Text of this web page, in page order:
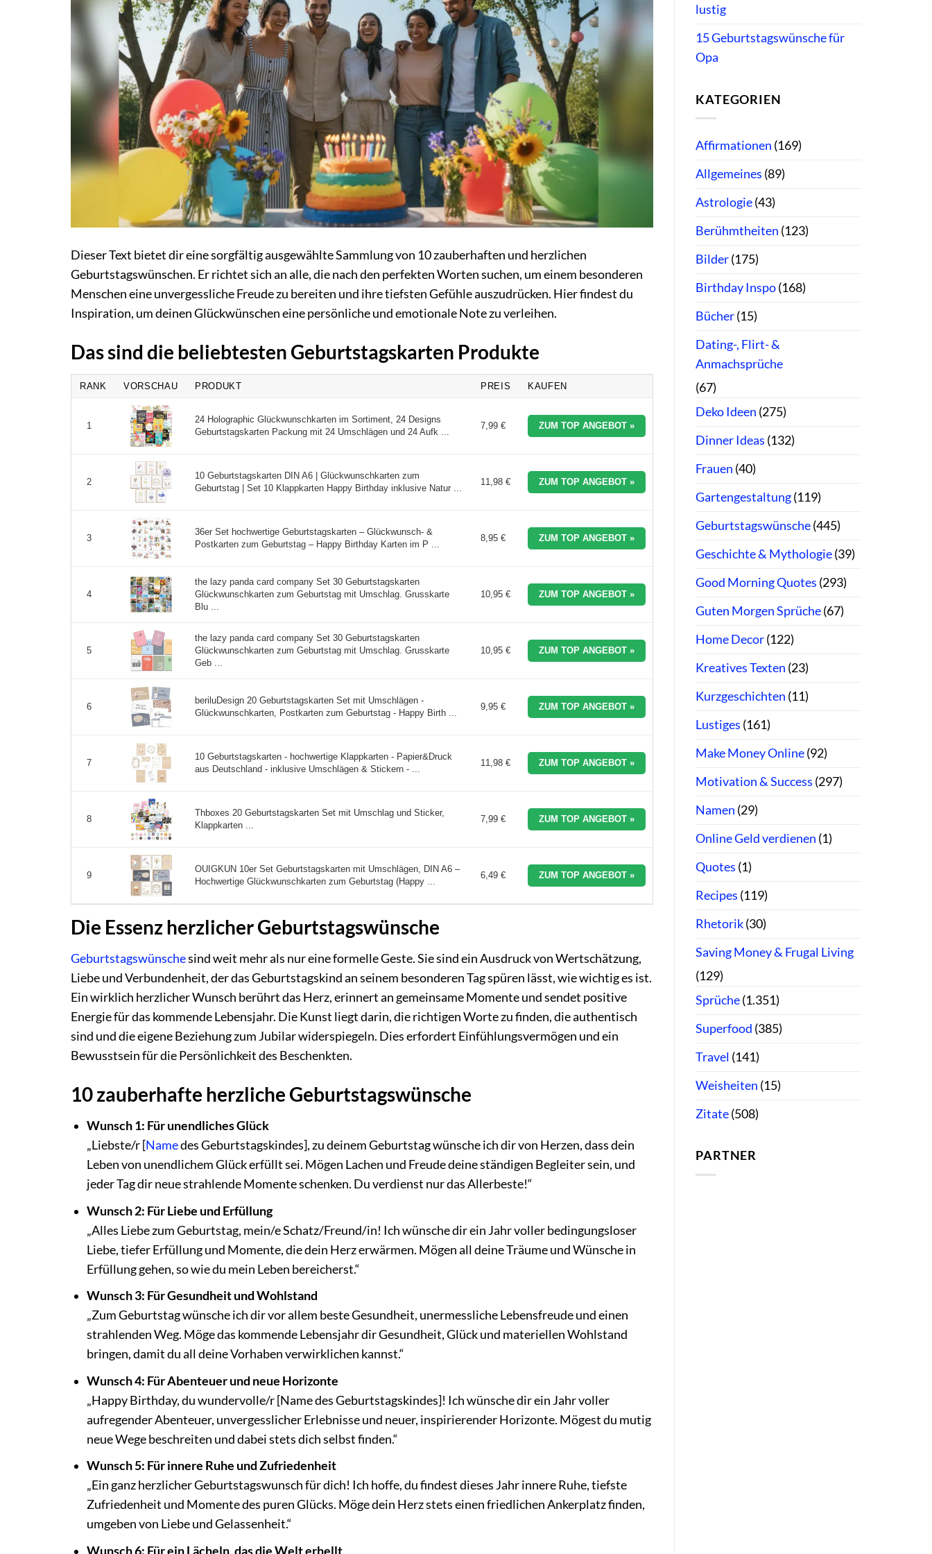
Dieser Text bietet dir eine sorgfältig ausgewählte Sammlung von 10 zauberhaften und herzlichen
Geburtstagswünschen. Er richtet sich an alle, die nach den perfekten Worten suchen, um einem besonderen
Menschen eine unvergessliche Freude zu bereiten und ihre tiefsten Gefühle auszudrücken. Hier findest du
Inspiration, um deinen Glückwünschen eine persönliche und emotionale Note zu verleihen.
Das sind die beliebtesten Geburtstagskarten Produkte
RANK VORSCHAU PRODUKT PREIS KAUFEN
1
24 Holographic Glückwunschkarten im Sortiment, 24 Designs
Geburtstagskarten Packung mit 24 Umschlägen und 24 Aufk ...
7,99 € ZUM TOP ANGEBOT »
2
10 Geburtstagskarten DIN A6 | Glückwunschkarten zum
Geburtstag | Set 10 Klappkarten Happy Birthday inklusive Natur ...
11,98 € ZUM TOP ANGEBOT »
3
36er Set hochwertige Geburtstagskarten – Glückwunsch- &
Postkarten zum Geburtstag – Happy Birthday Karten im P ...
8,95 € ZUM TOP ANGEBOT »
4
the lazy panda card company Set 30 Geburtstagskarten
Glückwunschkarten zum Geburtstag mit Umschlag. Grusskarte
Blu ...
10,95 € ZUM TOP ANGEBOT »
5
the lazy panda card company Set 30 Geburtstagskarten
Glückwunschkarten zum Geburtstag mit Umschlag. Grusskarte
Geb ...
10,95 € ZUM TOP ANGEBOT »
6
beriluDesign 20 Geburtstagskarten Set mit Umschlägen -
Glückwunschkarten, Postkarten zum Geburtstag - Happy Birth ...
9,95 € ZUM TOP ANGEBOT »
7
10 Geburtstagskarten - hochwertige Klappkarten - Papier&Druck
aus Deutschland - inklusive Umschlägen & Stickern - ...
11,98 € ZUM TOP ANGEBOT »
8
Thboxes 20 Geburtstagskarten Set mit Umschlag und Sticker,
Klappkarten ...
7,99 € ZUM TOP ANGEBOT »
9
OUIGKUN 10er Set Geburtstagskarten mit Umschlägen, DIN A6 –
Hochwertige Glückwunschkarten zum Geburtstag (Happy ...
6,49 € ZUM TOP ANGEBOT »
Die Essenz herzlicher Geburtstagswünsche
Geburtstagswünschesind weit mehr als nur eine formelle Geste. Sie sind ein Ausdruck von Wertschätzung,
Liebe und Verbundenheit, der das Geburtstagskind an seinem besonderen Tag spüren lässt, wie wichtig es ist.
Ein wirklich herzlicher Wunsch berührt das Herz, erinnert an gemeinsame Momente und sendet positive
Energie für das kommende Lebensjahr. Die Kunst liegt darin, die richtigen Worte zu finden, die authentisch
sind und die eigene Beziehung zum Jubilar widerspiegeln. Dies erfordert Einfühlungsvermögen und ein
Bewusstsein für die Persönlichkeit des Beschenkten.
10 zauberhafte herzliche Geburtstagswünsche
Wunsch 1: Für unendliches Glück
„Liebste/r [Namedes Geburtstagskindes], zu deinem Geburtstag wünsche ich dir von Herzen, dass dein
Leben von unendlichem Glück erfüllt sei. Mögen Lachen und Freude deine ständigen Begleiter sein, und
jeder Tag dir neue strahlende Momente schenken. Du verdienst nur das Allerbeste!“
Wunsch 2: Für Liebe und Erfüllung
„Alles Liebe zum Geburtstag, mein/e Schatz/Freund/in! Ich wünsche dir ein Jahr voller bedingungsloser
Liebe, tiefer Erfüllung und Momente, die dein Herz erwärmen. Mögen all deine Träume und Wünsche in
Erfüllung gehen, so wie du mein Leben bereicherst.“
Wunsch 3: Für Gesundheit und Wohlstand
„Zum Geburtstag wünsche ich dir vor allem beste Gesundheit, unermessliche Lebensfreude und einen
strahlenden Weg. Möge das kommende Lebensjahr dir Gesundheit, Glück und materiellen Wohlstand
bringen, damit du all deine Vorhaben verwirklichen kannst.“
Wunsch 4: Für Abenteuer und neue Horizonte
„Happy Birthday, du wundervolle/r [Name des Geburtstagskindes]! Ich wünsche dir ein Jahr voller
aufregender Abenteuer, unvergesslicher Erlebnisse und neuer, inspirierender Horizonte. Mögest du mutig
neue Wege beschreiten und dabei stets dich selbst finden.“
Wunsch 5: Für innere Ruhe und Zufriedenheit
„Ein ganz herzlicher Geburtstagswunsch für dich! Ich hoffe, du findest dieses Jahr innere Ruhe, tiefste
Zufriedenheit und Momente des puren Glücks. Möge dein Herz stets einen friedlichen Ankerplatz finden,
umgeben von Liebe und Gelassenheit.“
Wunsch 6: Für ein Lächeln, das die Welt erhellt
lustig
15 Geburtstagswünsche für
Opa
KATEGORIEN
Affirmationen (169)
Allgemeines (89)
Astrologie(43)
Berühmtheiten (123)
Bilder(175)
Birthday Inspo(168)
Bücher(15)
Dating-, Flirt- &
Anmachsprüche
(67)
Deko Ideen (275)
Dinner Ideas (132)
Frauen (40)
Gartengestaltung(119)
Geburtstagswünsche(445)
Geschichte & Mythologie(39)
Good Morning Quotes (293)
Guten Morgen Sprüche(67)
Home Decor(122)
Kreatives Texten (23)
Kurzgeschichten (11)
Lustiges (161)
Make Money Online(92)
Motivation & Success (297)
Namen (29)
Online Geld verdienen (1)
Quotes (1)
Recipes (119)
Rhetorik(30)
Saving Money & Frugal Living
(129)
Sprüche(1.351)
Superfood (385)
Travel (141)
Weisheiten (15)
Zitate(508)
PARTNER